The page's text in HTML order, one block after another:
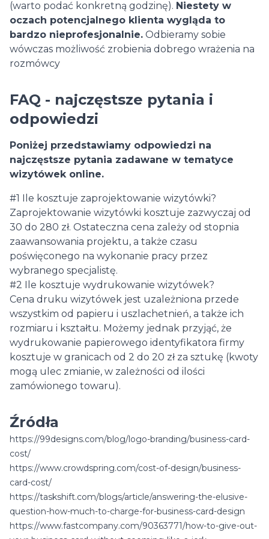
(warto podać konkretną godzinę). Niestety w
oczach potencjalnego klienta wygląda to
bardzo nieprofesjonalnie. Odbieramy sobie
wówczas możliwość zrobienia dobrego wrażenia na
rozmówcy
FAQ - najczęstsze pytania i
odpowiedzi
Poniżej przedstawiamy odpowiedzi na
najczęstsze pytania zadawane w tematyce
wizytówek online.
#1 Ile kosztuje zaprojektowanie wizytówki?
Zaprojektowanie wizytówki kosztuje zazwyczaj od
30 do 280 zł. Ostateczna cena zależy od stopnia
zaawansowania projektu, a także czasu
poświęconego na wykonanie pracy przez
wybranego specjalistę.
#2 Ile kosztuje wydrukowanie wizytówek?
Cena druku wizytówek jest uzależniona przede
wszystkim od papieru i uszlachetnień, a także ich
rozmiaru i kształtu. Możemy jednak przyjąć, że
wydrukowanie papierowego identyfikatora firmy
kosztuje w granicach od 2 do 20 zł za sztukę (kwoty
mogą ulec zmianie, w zależności od ilości
zamówionego towaru).
Źródła
https://99designs.com/blog/logo-branding/business-card-
cost/
https://www.crowdspring.com/cost-of-design/business-
card-cost/
https://taskshift.com/blogs/article/answering-the-elusive-
question-how-much-to-charge-for-business-card-design
https://www.fastcompany.com/90363771/how-to-give-out-